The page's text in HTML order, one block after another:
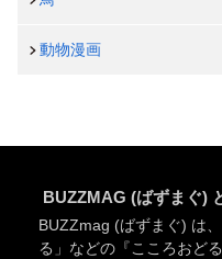
動物漫画
BUZZMAG (ばずまぐ)
BUZZmag (ばずまぐ) は
る」などの『こころおど